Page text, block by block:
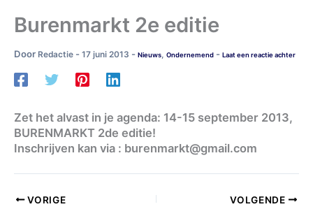
Burenmarkt 2e editie
Door Redactie - 17 juni 2013 - Nieuws, Ondernemend - Laat een reactie achter
Zet het alvast in je agenda: 14-15 september 2013,
BURENMARKT 2de editie!
Inschrijven kan via : burenmarkt@gmail.com
VORIGE VOLGENDE